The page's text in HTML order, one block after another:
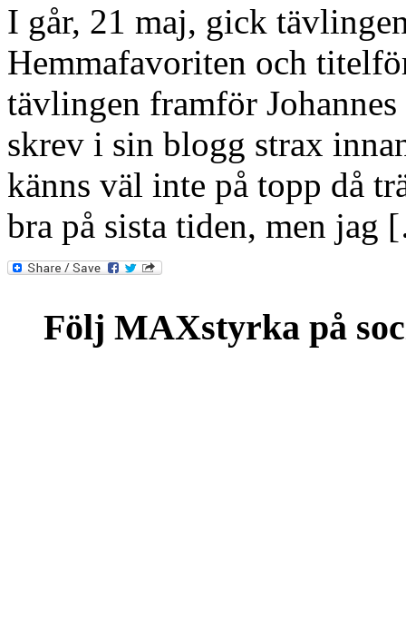
I går, 21 maj, gick
Hemmafavoriten och
tävlingen framför
skrev i sin blogg strax
känns väl inte på topp då
bra på sista tiden, men
Följ MAXstyrka på